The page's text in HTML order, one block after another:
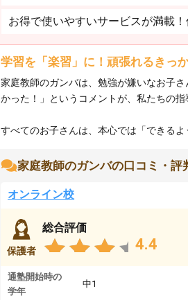
お得で使いやすいサービスが満載
学習を「楽習」に！頑張れるきっ
家庭教師のガンバは、勉強が嫌いなお子
かった！」というコメントが、私たちの指
すべてのお子さんは、本心では「できるよ
家庭教師のガンバの口コミ・評
オンライン校
保護者
総合評価
4.4
通塾開始時の
学年
中1